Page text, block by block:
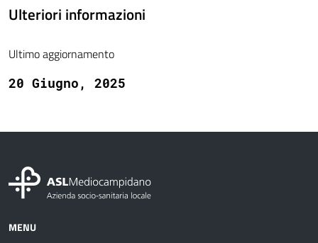
Ulteriori informazioni
Ultimo aggiornamento
20 Giugno, 2025
MENU